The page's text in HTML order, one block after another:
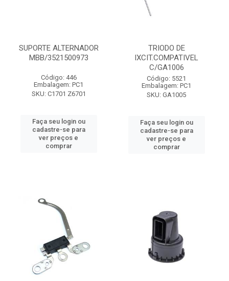
SUPORTE ALTERNADOR
MBB/3521500973
Código: 446
Embalagem: PC1
SKU: C1701 Z6701
Faça seu login ou
cadastre-se para
ver preços e
comprar
TRIODO DE
IXCIT.COMPATIVEL
C/GA1006
Código: 5521
Embalagem: PC1
SKU: GA1005
Faça seu login ou
cadastre-se para
ver preços e
comprar